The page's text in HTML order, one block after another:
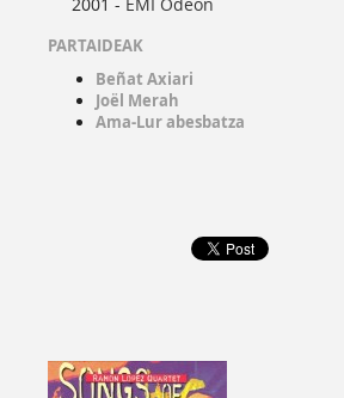
PARTAIDEAK
Beñat Axiari
Joël Merah
Ama-Lur abesbatza